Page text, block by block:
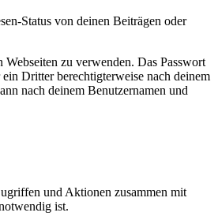
Status von deinen Beiträgen oder
zu verwenden. Das Passwort
Dritter berechtigterweise nach deinem
nach deinem Benutzernamen und
und Aktionen zusammen mit
ist.